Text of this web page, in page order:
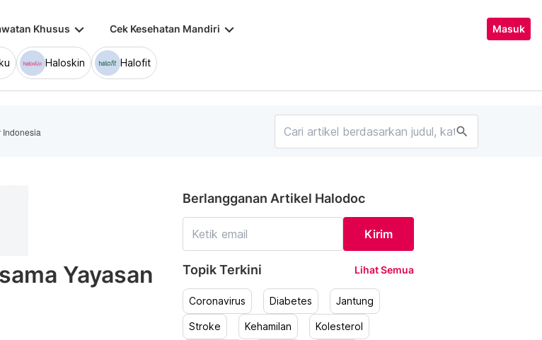
Khusus keyboard_arrow_down Cek Kesehatan Mandiri keyboard_arrow_down Masuk
Haloskin Halofit
Indonesia search
Yayasan
Berlangganan Artikel Halodoc
Kirim
Topik Terkini Lihat Semua
Coronavirus Diabetes Jantung
Stroke Kehamilan Kolesterol